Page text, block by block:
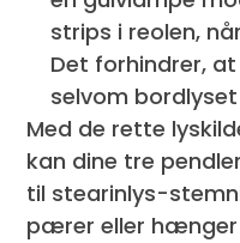
strips i reolen,
Det forhindrer,
selvom
Med de rette
kan dine tre
til stearinlys-
pærer eller hænger